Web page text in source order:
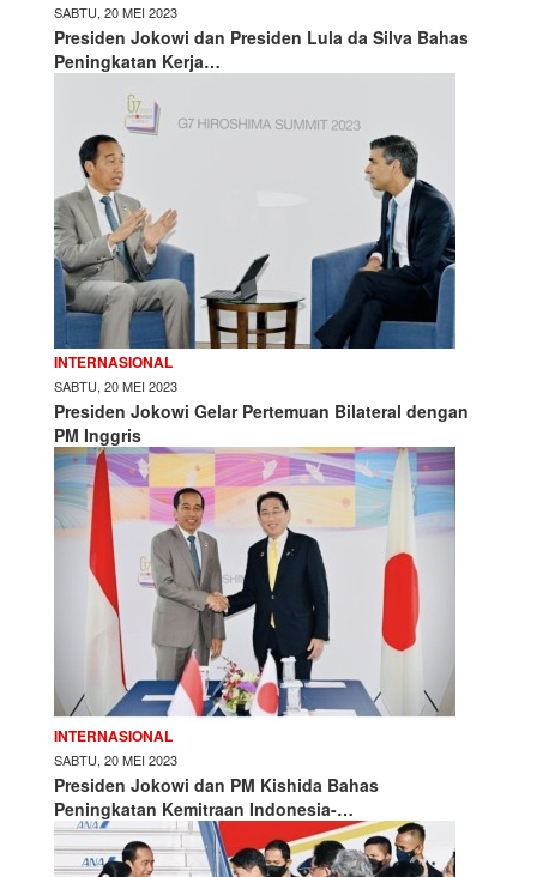
SABTU, 20 MEI 2023
Presiden Jokowi dan Presiden Lula da Silva Bahas
Peningkatan Kerja…
INTERNASIONAL
SABTU, 20 MEI 2023
Presiden Jokowi Gelar Pertemuan Bilateral dengan
PM Inggris
INTERNASIONAL
SABTU, 20 MEI 2023
Presiden Jokowi dan PM Kishida Bahas
Peningkatan Kemitraan Indonesia-…